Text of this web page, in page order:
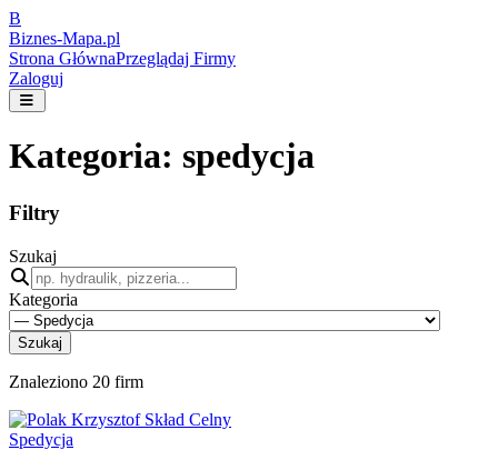
B
Biznes-Mapa.pl
Strona GłównaPrzeglądaj Firmy
Zaloguj
Kategoria: spedycja
Filtry
Szukaj
Kategoria
Szukaj
Znaleziono 20 firm
Spedycja